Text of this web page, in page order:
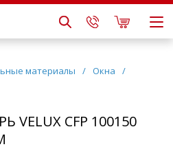
материалы / Окна
/
CFP 100150